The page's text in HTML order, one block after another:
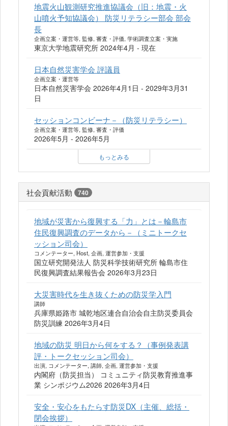
地震火山観測研究推進協議会（旧：地震・火
山噴火予知協議会） 防災リテラシー部会 部会
長
企画立案・運営等, 監修, 審査・評価, 学術調査立案・実施
東京大学地震研究所 2024年4月 - 現在
日本自然災害学会 評議員
企画立案・運営等
日本自然災害学会 2026年4月1日 - 2029年3月31
日
セッションコンビーナ－（防災リテラシー）
企画立案・運営等, 監修, 審査・評価
2026年5月 - 2026年5月
もっとみる
社会貢献活動 740
地域が災害から復興する「力」とは－輪島市
住民復興調査のデータから－（ミニトークセ
ッション司会）
コメンテーター, Host, 企画, 運営参加・支援
国立研究開発法人 防災科学技術研究所 輪島市住
民復興調査結果報告会 2026年3月23日
大災害時代を生き抜くための防災学入門
講師
兵庫県姫路市 城乾地区連合自治会自主防災委員会
防災訓練 2026年3月4日
地域の防災 明日から何をする？（事例発表講
評・トークセッション司会）
出演, コメンテーター, 講師, 企画, 運営参加・支援
内閣府（防災担当） コミュニティ防災教育推進事
業 シンポジウム2026 2026年3月4日
安全・安心をもたらす防災DX（主催、総括・
閉会挨拶）